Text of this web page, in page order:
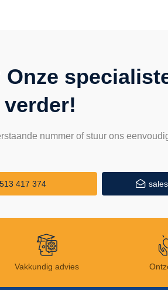
Onze
nummer of stuur ons
417 374
Vakkundig advies